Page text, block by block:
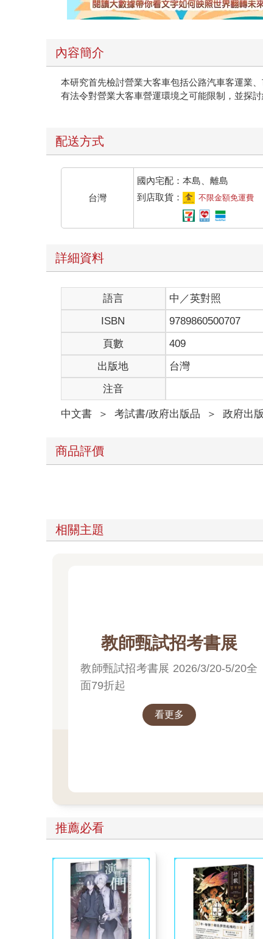
內容簡介
本研究首先檢討營業大客車包括公路汽車客運業
有法令對營業大客車營運環境之可能限制，並探
配送方式
台灣
國內宅配：本島、離島
到店取貨：
不限金額免運費
詳細資料
語言 中／英對照
ISBN
9789860500707
頁數
409
出版地
台灣
注音
中文書 ＞ 考試書/政府出版品 ＞ 政府出
商品評價
相關主題
教師甄試招考書展
教師甄試招考書展 2026/3/20-5/20全
面79折起
看更多
推薦必看